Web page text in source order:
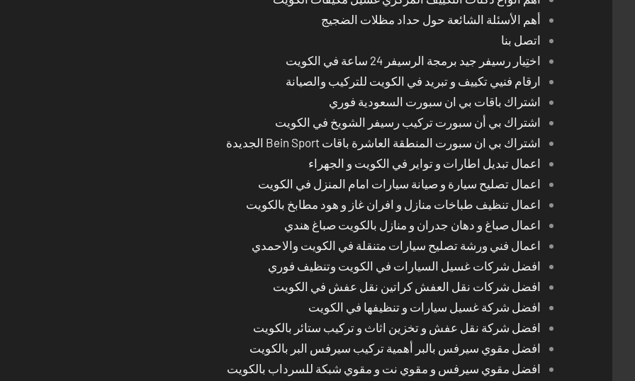
أهم الأسئلة الشائعة حول حداد مظلات الضجيج
اتصل بنا
اختِيار رسيفر جيد برمجة الرسيفر 24 ساعة في الكويت
ارقام فنيي تكييف و تبريد في الكويت للتركيب والصيانة
اشتراك باقات بي ان سبورت السعودية فوري
اشتراك بي أن سبورت تركيب رسيفر الشويخ في الكويت
اشتراك بي ان سبورت المنطقة العاشرة باقات Bein Sport الجديدة
اعمال تبديل اطارات و تواير في الكويت و الجهراء
اعمال تصليح سيارة و صيانة سيارات امام المنزل في الكويت
اعمال تنظيف طباخات منازل و افران غاز و هود مطابخ بالكويت
اعمال صباغ و دهان جدران و منازل بالكويت صباغ هندي
اعمال فني ورشة تصليح سيارات متنقلة في الكويت والاحمدي
افضل شركات غسيل السيارات في الكويت وتنظيف فوري
افضل شركات نقل العفش كراتين نقل عفش في الكويت
افضل شركة غسيل سيارات و تنظيفها في الكويت
افضل شركة نقل عفش و تخزين اثاث و تركيب ستائر بالكويت
افضل مقوي سيرفس بالبر أهمية تركيب سيرفس البر بالكويت
افضل مقوي سيرفس و مقوي نت و مقوي شبكة للسرداب بالكويت